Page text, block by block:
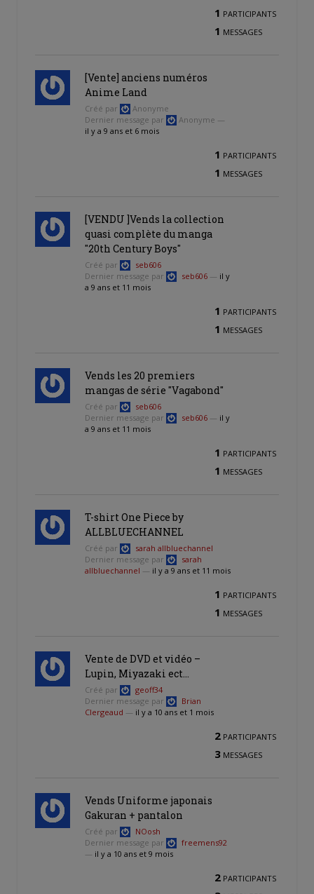
1 PARTICIPANTS
1 MESSAGES
[Vente] anciens numéros
Anime Land
Créé par
Anonyme
Dernier message par
Anonyme —
il y a 9 ans et 6 mois
1 PARTICIPANTS
1 MESSAGES
[VENDU ]Vends la collection
quasi complète du manga
"20th Century Boys"
Créé par
seb606
Dernier message par
seb606 — il y
a 9 ans et 11 mois
1 PARTICIPANTS
1 MESSAGES
Vends les 20 premiers
mangas de série "Vagabond"
Créé par
seb606
Dernier message par
seb606 — il y
a 9 ans et 11 mois
1 PARTICIPANTS
1 MESSAGES
T-shirt One Piece by
ALLBLUECHANNEL
Créé par
sarah allbluechannel
Dernier message par
sarah
allbluechannel — il y a 9 ans et 11 mois
1 PARTICIPANTS
1 MESSAGES
Vente de DVD et vidéo –
Lupin, Miyazaki ect…
Créé par
geoff34
Dernier message par
Brian
Clergeaud — il y a 10 ans et 1 mois
2 PARTICIPANTS
3 MESSAGES
Vends Uniforme japonais
Gakuran + pantalon
Créé par
NOosh
Dernier message par
freemens92
— il y a 10 ans et 9 mois
2 PARTICIPANTS